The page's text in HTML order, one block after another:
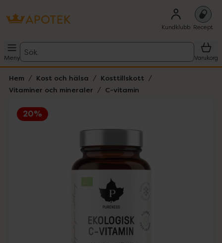
Kundklubb Recept
Meny
Sök
Varukorg
Hem Kost och hälsa
Kosttillskott
Vitaminer och mineraler
C-vitamin
20%